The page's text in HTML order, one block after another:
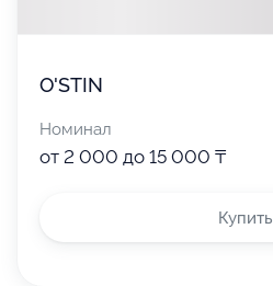
O'STIN
Номинал
от 2 000 до 15 000 ₸
Купить